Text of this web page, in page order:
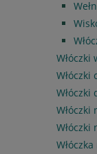
Włóczki
Włóczki
Włóczki
Włóczki
Włóczki